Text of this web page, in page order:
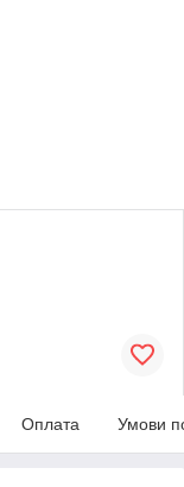
Оплата Умови